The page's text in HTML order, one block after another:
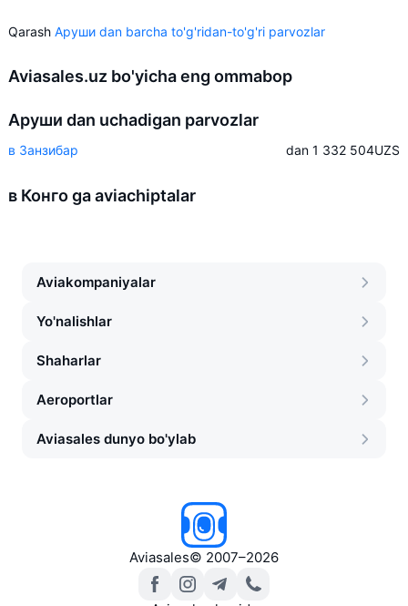
Qarash Аруши dan barcha to'g'ridan-to'g'ri parvozlar
Aviasales.uz bo'yicha eng ommabop
Аруши dan uchadigan parvozlar
в Занзибар dan 1 332 504UZS
в Конго ga aviachiptalar
Aviakompaniyalar
Yo'nalishlar
Shaharlar
Aeroportlar
Aviasales dunyo bo'ylab
Aviasales© 2007–2026